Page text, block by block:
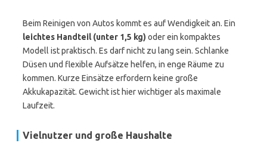
Beim Reinigen von Autos kommt es auf Wendigkeit an. Ein
leichtes Handteil (unter 1,5 kg) oder ein kompaktes
Modell ist praktisch. Es darf nicht zu lang sein. Schlanke
Düsen und flexible Aufsätze helfen, in enge Räume zu
kommen. Kurze Einsätze erfordern keine große
Akkukapazität. Gewicht ist hier wichtiger als maximale
Laufzeit.
Vielnutzer und große Haushalte